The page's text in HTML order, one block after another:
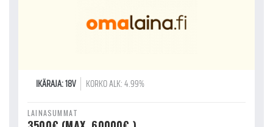
IKÄRAJA: 18V KORKO ALK: 4.99%
LAINASUMMAT